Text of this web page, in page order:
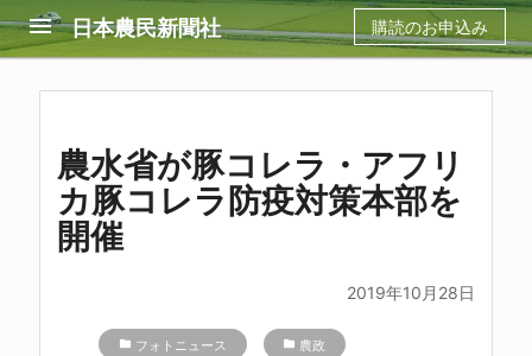
menu 日本農民新聞社 購読のお申込み
農水省が豚コレラ・アフリ
カ豚コレラ防疫対策本部を
開催
2019年10月28日
folder フォトニュース folder 農政